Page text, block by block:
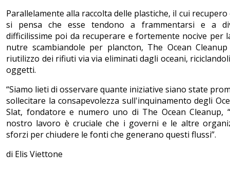
Parallelamente alla raccolta delle plastiche, il cui
si pensa che esse tendono a frammentarsi e a
difficilissime poi da recuperare e fortemente nocive per
nutre scambiandole per plancton, The Ocean
riutilizzo dei rifiuti via via eliminati dagli oceani,
oggetti.
“Siamo lieti di osservare quante iniziative siano state
sollecitare la consapevolezza sull'inquinamento degli
Slat, fondatore e numero uno di The Ocean Cleanup,
nostro lavoro è cruciale che i governi e le altre
sforzi per chiudere le fonti che generano questi flussi”.
di Elis Viettone